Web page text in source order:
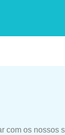
com os nossos